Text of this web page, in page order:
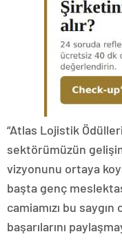
“Atlas Lojistik
sektörümüzün
vizyonunu ortaya
başta genç
camiamızı bu
başarılarını